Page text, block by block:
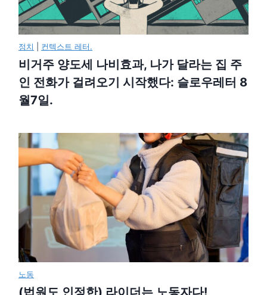
정치 컨텍스트 레터.
비거주 양도세 나비효과, 나가 달라는 집 주
인 전화가 걸려오기 시작했다: 슬로우레터 8
월7일.
노동
(법원도 인정한) 라이더는 노동자다!